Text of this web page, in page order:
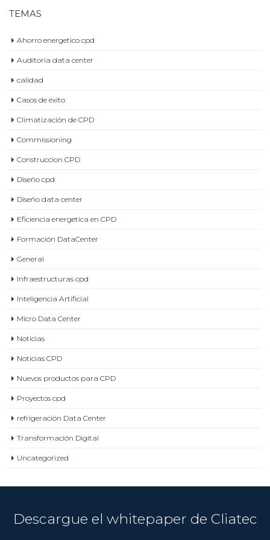
Auditoria data center
calidad
Casos de éxito
Climatización de CPD
Commissioning
Construccion CPD
Diseño cpd
Diseño data center
Eficiencia energetica en CPD
Formación DataCenter
General
Infraestructuras cpd
Inteligencia Artificial
Micro Data Center
Noticias
Noticias CPD
Nuevos productos para CPD
Proyectos cpd
refrigeración Data Center
Transformación Digital
Uncategorized